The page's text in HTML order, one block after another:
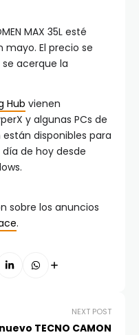
MAX 35L esté
mayo. El precio se
acerque la
Hub vienen
y algunas PCs de
disponibles para
de hoy desde
sobre los anuncios
.
NEXT POST
TECNO CAMON